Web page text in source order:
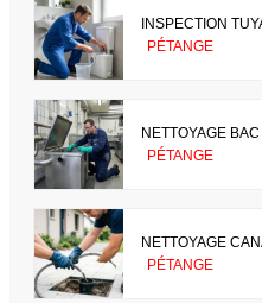
INSPECTION
PÉTANGE
NETTOYAGE
PÉTANGE
NETTOYAGE
PÉTANGE